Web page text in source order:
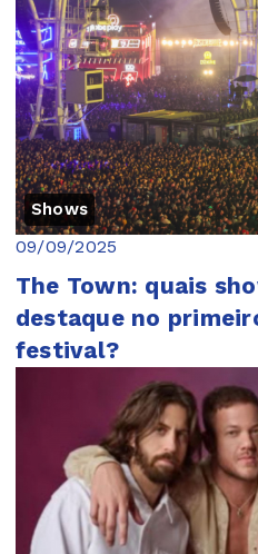
Shows
09/09/2025
The Town: quais
destaque no
festival?